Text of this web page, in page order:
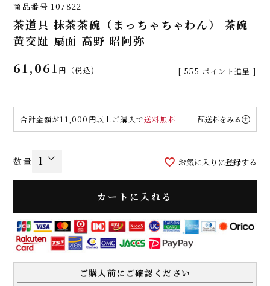
商品番号 107822
茶道具 抹茶茶碗（まっちゃちゃわん） 茶碗
黄交趾 扇面 高野 昭阿弥
61,061 税込 [ 555 ポイント進呈 ]
合計金額が11,000円以上ご購入で送料無料 配送料をみる
お気に入りに登録する
カートに入れる
ご購入前にご確認ください